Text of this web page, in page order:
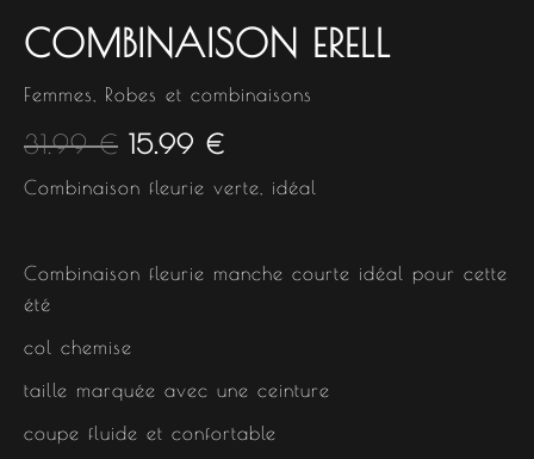
COMBINAISON ERELL
Femmes Robes et combinaisons
31.99€ 15.99 €
Combinaison fleurie verte, idéal
Combinaison fleurie manche courte idéal pour cette
été
col chemise
taille marquée avec une ceinture
coupe fluide et confortable